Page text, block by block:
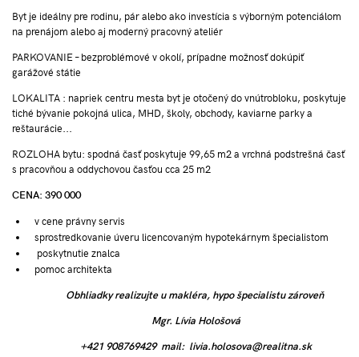
Byt je ideálny pre rodinu, pár alebo ako investícia s výborným potenciálom
na prenájom alebo aj moderný pracovný ateliér
PARKOVANIE – bezproblémové v okolí, prípadne možnosť dokúpiť
garážové státie
LOKALITA : napriek centru mesta byt je otočený do vnútrobloku, poskytuje
tiché bývanie pokojná ulica, MHD, školy, obchody, kaviarne parky a
reštaurácie...
ROZLOHA bytu: spodná časť poskytuje 99,65 m2 a vrchná podstrešná časť
s pracovňou a oddychovou časťou cca 25 m2
CENA: 390 000
v cene právny servis
sprostredkovanie úveru licencovaným hypotekárnym špecialistom
poskytnutie znalca
pomoc architekta
Obhliadky realizujte u makléra, hypo špecialistu zároveň
Mgr. Lívia Hološová
+421 908769429 mail: livia.holosova@realitna.sk